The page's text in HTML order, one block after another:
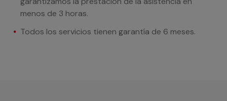
menos de 3 horas.
Todos los servicios tienen garantía de 6 meses.